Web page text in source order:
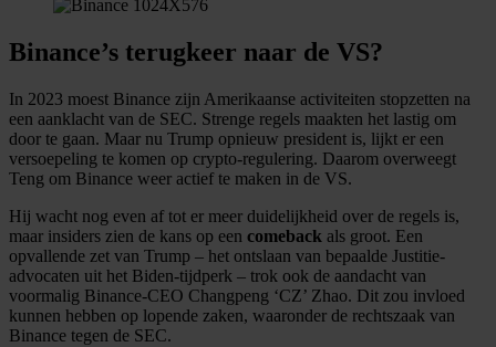
Binance’s terugkeer naar de VS?
In 2023 moest Binance zijn Amerikaanse activiteiten stopzetten na
een aanklacht van de SEC. Strenge regels maakten het lastig om
door te gaan. Maar nu Trump opnieuw president is, lijkt er een
versoepeling te komen op crypto-regulering. Daarom overweegt
Teng om Binance weer actief te maken in de VS.
Hij wacht nog even af tot er meer duidelijkheid over de regels is,
maar insiders zien de kans op een comeback als groot. Een
opvallende zet van Trump – het ontslaan van bepaalde Justitie-
advocaten uit het Biden-tijdperk – trok ook de aandacht van
voormalig Binance-CEO Changpeng ‘CZ’ Zhao. Dit zou invloed
kunnen hebben op lopende zaken, waaronder de rechtszaak van
Binance tegen de SEC.